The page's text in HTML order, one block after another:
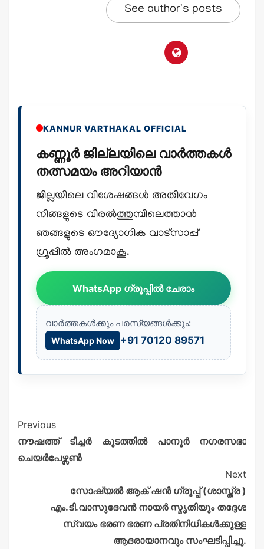
See author's posts
KANNUR VARTHAKAL OFFICIAL
കണ്ണൂർ ജില്ലയിലെ വാർത്തകൾ
തത്സമയം അറിയാൻ
ജില്ലയിലെ വിശേഷങ്ങൾ അതിവേഗം
നിങ്ങളുടെ വിരൽത്തുമ്പിലെത്താൻ
ഞങ്ങളുടെ ഔദ്യോഗിക വാട്സാപ്പ്
ഗ്രൂപ്പിൽ അംഗമാകൂ.
WhatsApp ഗ്രൂപ്പിൽ ചേരാം
വാർത്തകൾക്കും പരസ്യങ്ങൾക്കും:
WhatsApp Now +91 70120 89571
Previous
നൗഷത്ത് ടീച്ചർ കൂടത്തിൽ പാനൂർ നഗരസഭാ
ചെയർപേഴ്സൺ
Next
സോഷ്യൽ ആക് ഷൻ ഗ്രൂപ്പ് (ശാസ്ത്ര )
എം.ടി.വാസുദേവൻ നായർ സ്മൃതിയും തദ്ദേശ
സ്വയം ഭരണ ഭരണ പ്രതിനിധികൾക്കുള്ള
ആദരായാനവും സംഘടിപ്പിച്ചു.